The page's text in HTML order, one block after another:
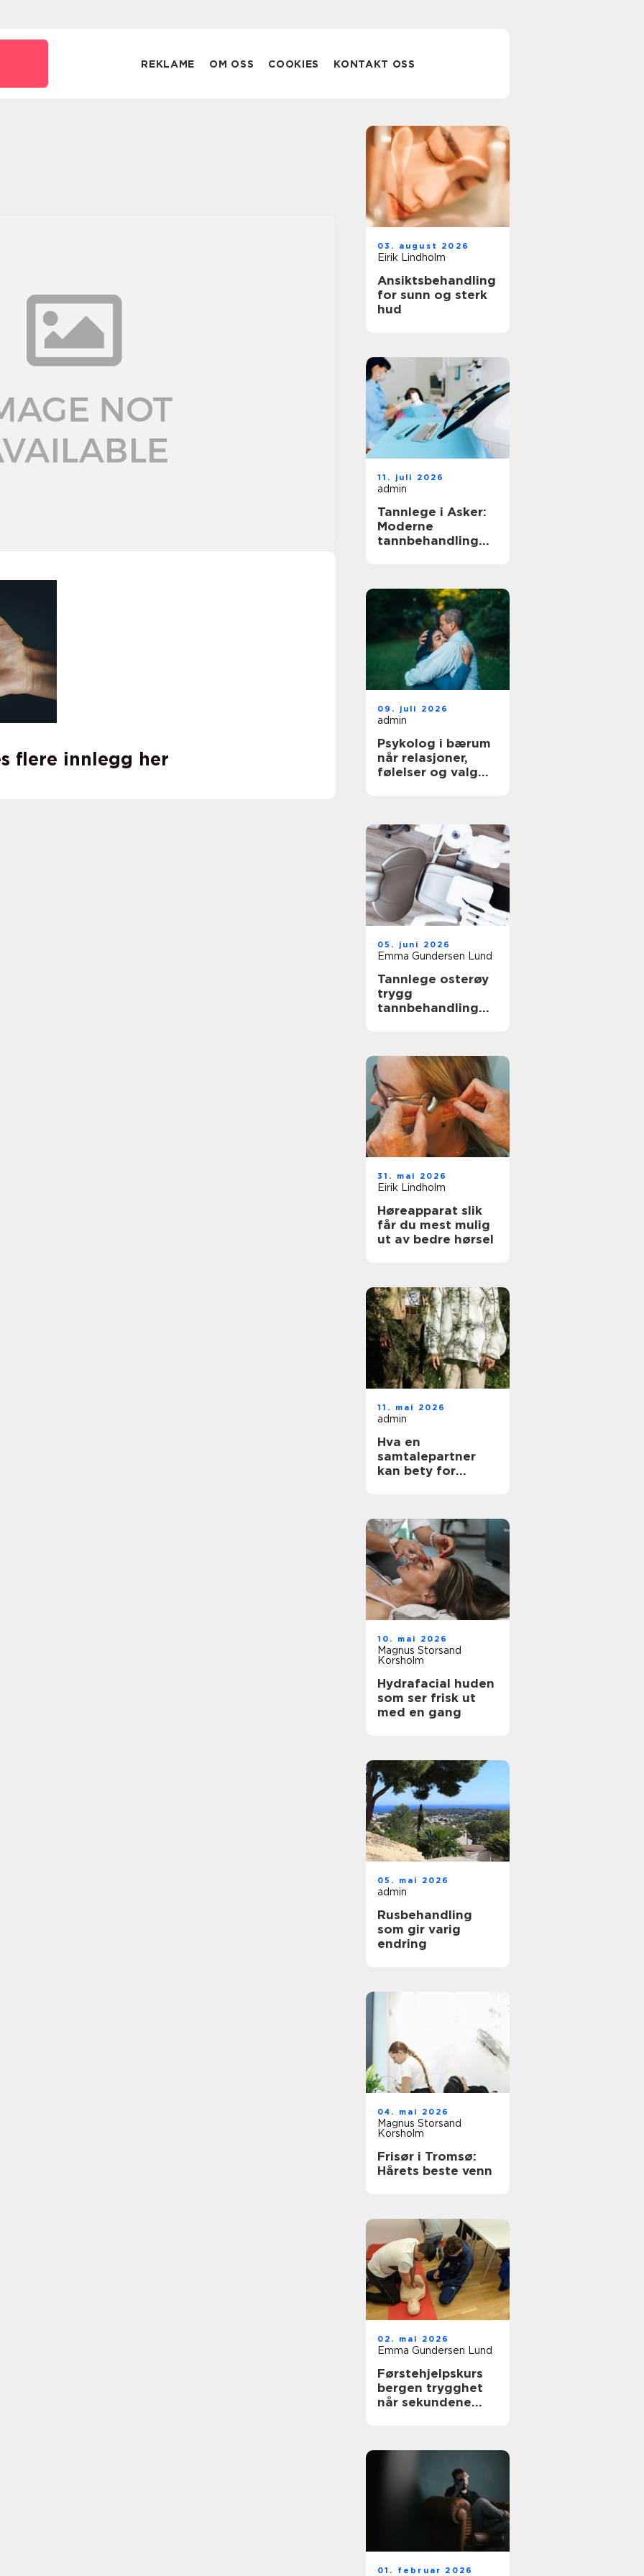
REKLAME OM OSS COOKIES KONTAKT OSS
flere innlegg her
03. august 2026
Eirik Lindholm
Ansiktsbehandling
for sunn og sterk
hud
11. juli 2026
admin
Tannlege i Asker:
Moderne
tannbehandling
09. juli 2026
admin
Psykolog i bærum
når relasjoner,
følelser og valg
05. juni 2026
Emma Gundersen Lund
Tannlege osterøy
trygg
tannbehandling
31. mai 2026
Eirik Lindholm
Høreapparat slik
får du mest mulig
ut av bedre hørsel
11. mai 2026
admin
Hva en
samtalepartner
kan bety for
10. mai 2026
Magnus Storsand
Korsholm
Hydrafacial huden
som ser frisk ut
med en gang
05. mai 2026
admin
Rusbehandling
som gir varig
endring
04. mai 2026
Magnus Storsand
Korsholm
Frisør i Tromsø:
Hårets beste venn
02. mai 2026
Emma Gundersen Lund
Førstehjelpskurs
bergen trygghet
når sekundene
01. februar 2026